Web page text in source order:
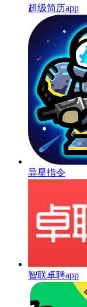
超级简历app
异星指令
智联卓聘app